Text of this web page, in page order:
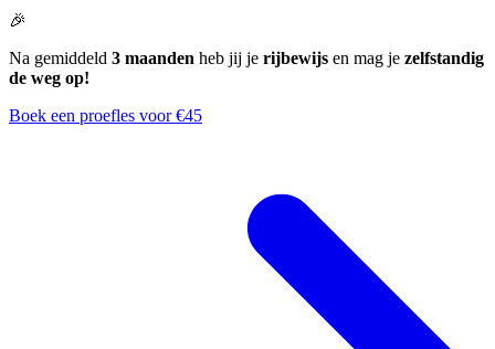
🎉
Na gemiddeld 3 maanden heb jij je rijbewijs en mag je zelfstandig
de weg op!
Boek een proefles voor €45